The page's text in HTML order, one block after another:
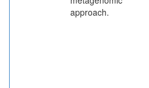
approach.